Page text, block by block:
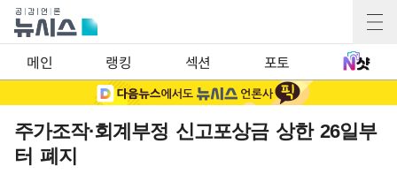
메인 랭킹 섹션 포토
주가조작·회계부정 신고포상금 상한 26일부
터 폐지